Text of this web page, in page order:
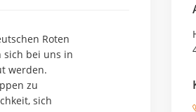
Roten
sich bei uns in
werden.
zu
sich